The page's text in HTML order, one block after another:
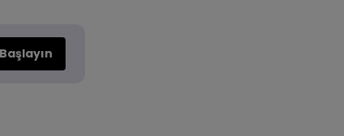
Başlayın